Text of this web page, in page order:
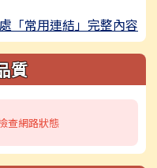
「常用連結」完整內容
質
查網路狀態